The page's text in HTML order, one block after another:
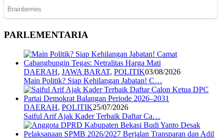
PARLEMENTARIA
DAERAH, JAWA BARAT, POLITIK03/08/2026
Main Politik? Siap Kehilangan Jabatan! C…
DAERAH, POLITIK25/07/2026
Saiful Arif Ajak Kader Terbaik Daftar Ca…